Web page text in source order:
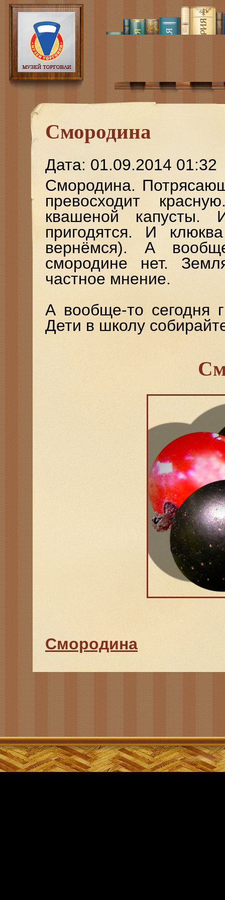
Смородина
Дата: 01.09.2014 01:32
Смородина.
превосходит
квашеной капусты.
пригодятся. И
вернёмся). А
смородине нет.
частное мнение.
А вообще-то сегодня
Дети в школу
Смородина